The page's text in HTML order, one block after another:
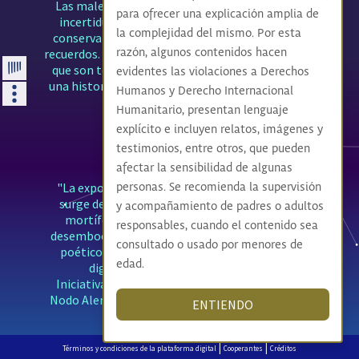
Las maletas del exilio están llenas de miedo e
incertidumbre, pero también de objetos que
conservan el vínculo con su país, su gente y sus
recuerdos. Esta exposición muestra estos objetos
que son testimonios de sobrevivencia, cuentan
una historia y, a su vez, son la evidencia material
del exilio colombiano.
Voces desde
la otra orilla
"La exposición intenta, a través de la vida que
surge de la creación artística, aliviar la carga
mortífera que pesa sobre las historias que
desembocan en el exilio y ataviar con un manto
poético el dolor, el horror, la resistencia y la
dignidad que tejen estos relatos”.
Iniciativa del Nodo París con colaboración del
Nodo Alemania y Segunda y Tercera Generación.
Términos y condiciones de la plataforma digital|Cooperantes|Créditos
para ofrecer una explicación amplia de
la complejidad del mismo. Por esta
razón, algunos contenidos hacen
evidentes las violaciones a Derechos
Humanos y Derecho Internacional
Humanitario, presentan lenguaje
explícito e incluyen relatos, imágenes y
testimonios, entre otros, que pueden
afectar la sensibilidad de algunas
personas. Se recomienda la supervisión
y acompañamiento de padres o adultos
responsables, cuando el contenido sea
consultado o usado por menores de
edad.
ENTIENDO